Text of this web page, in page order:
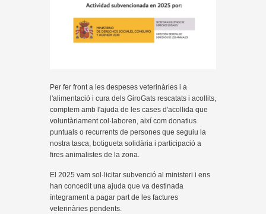
Per fer front a les despeses veterinàries i a
l'alimentació i cura dels GiroGats rescatats i acollits,
comptem amb l'ajuda de les cases d'acollida que
voluntàriament col·laboren, així com donatius
puntuals o recurrents de persones que seguiu la
nostra tasca, botigueta solidària i participació a
fires animalistes de la zona.
El 2025 vam sol·licitar subvenció al ministeri i ens
han concedit una ajuda que va destinada
íntegrament a pagar part de les factures
veterinàries pendents.